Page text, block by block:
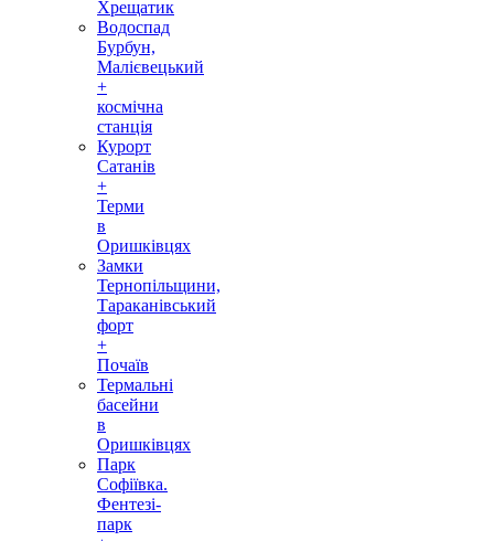
Хрещатик
Водоспад
Бурбун,
Малієвецький
+
космічна
станція
Курорт
Сатанів
+
Терми
в
Оришківцях
Замки
Тернопільщини,
Тараканівський
форт
+
Почаїв
Термальні
басейни
в
Оришківцях
Парк
Софіївка.
Фентезі-
парк